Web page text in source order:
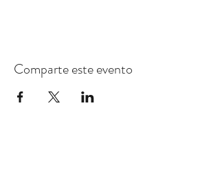
Comparte este evento